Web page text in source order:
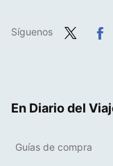
Síguenos
En Diario del
Guías de compra